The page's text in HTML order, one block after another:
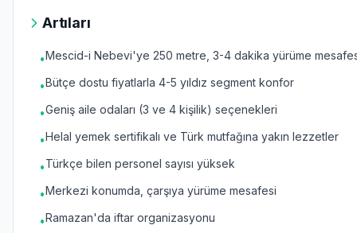
Artıları
•Mescid-i Nebevi'ye 250 metre, 3-4 dakika yürüme
•Bütçe dostu fiyatlarla 4-5 yıldız segment konfor
•Geniş aile odaları (3 ve 4 kişilik) seçenekleri
•Helal yemek sertifikalı ve Türk mutfağına yakın lezzetler
•Türkçe bilen personel sayısı yüksek
•Merkezi konumda, çarşıya yürüme mesafesi
•Ramazan'da iftar organizasyonu